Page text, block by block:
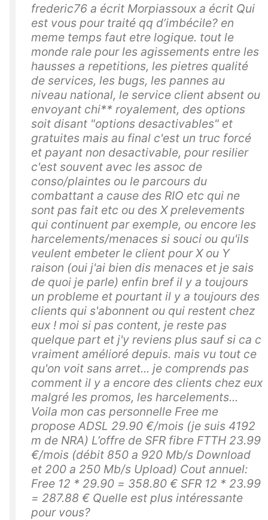
frederic76 a écrit Morpiassoux a écrit Qui
est vous pour traité qq d’imbécile? en
meme temps faut etre logique. tout le
monde rale pour les agissements entre les
hausses a repetitions, les pietres qualité
de services, les bugs, les pannes au
niveau national, le service client absent ou
envoyant chi** royalement, des options
soit disant "options desactivables" et
gratuites mais au final c'est un truc forcé
et payant non desactivable, pour resilier
c'est souvent avec les assoc de
conso/plaintes ou le parcours du
combattant a cause des RIO etc qui ne
sont pas fait etc ou des X prelevements
qui continuent par exemple, ou encore les
harcelements/menaces si souci ou qu'ils
veulent embeter le client pour X ou Y
raison (oui j'ai bien dis menaces et je sais
de quoi je parle) enfin bref il y a toujours
un probleme et pourtant il y a toujours des
clients qui s'abonnent ou qui restent chez
eux ! moi si pas content, je reste pas
quelque part et j'y reviens plus sauf si ca c
vraiment amélioré depuis. mais vu tout ce
qu'on voit sans arret... je comprends pas
comment il y a encore des clients chez eux
malgré les promos, les harcelements...
Voila mon cas personnelle Free me
propose ADSL 29.90 €/mois (je suis 4192
m de NRA) L’offre de SFR fibre FTTH 23.99
€/mois (débit 850 a 920 Mb/s Download
et 200 a 250 Mb/s Upload) Cout annuel:
Free 12 * 29.90 = 358.80 € SFR 12 * 23.99
= 287.88 € Quelle est plus intéressante
pour vous?